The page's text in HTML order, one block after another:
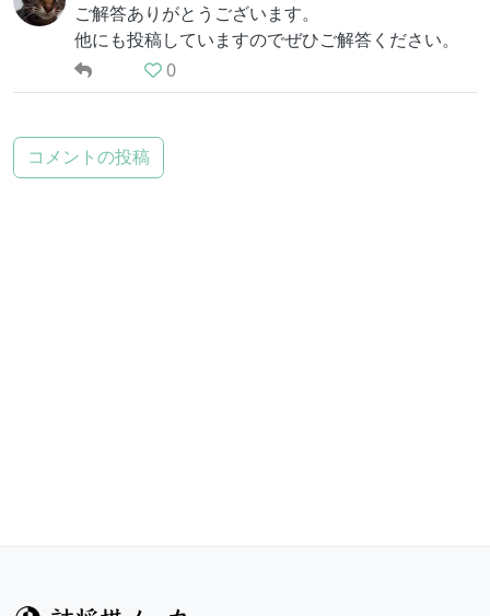
ご解答ありがとうございます。
他にも投稿していますのでぜひご解答ください。
0
コメントの投稿